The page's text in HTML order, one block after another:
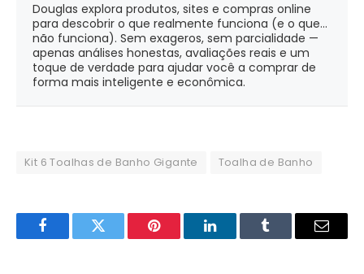
Douglas explora produtos, sites e compras online
para descobrir o que realmente funciona (e o que...
não funciona). Sem exageros, sem parcialidade —
apenas análises honestas, avaliações reais e um
toque de verdade para ajudar você a comprar de
forma mais inteligente e econômica.
Kit 6 Toalhas de Banho Gigante Toalha de Banho
FacebookTwitter Pinterest LinkedInTumblr Email